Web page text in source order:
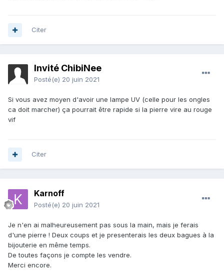
Citer
Invité ChibiNee
Posté(e) 20 juin 2021
Si vous avez moyen d'avoir une lampe UV (celle pour les ongles
ca doit marcher) ça pourrait être rapide si la pierre vire au rouge
vif
Citer
Karnoff
Posté(e) 20 juin 2021
Je n'en ai malheureusement pas sous la main, mais je ferais
d'une pierre ! Deux coups et je presenterais les deux bagues à la
bijouterie en même temps.
De toutes façons je compte les vendre.
Merci encore.